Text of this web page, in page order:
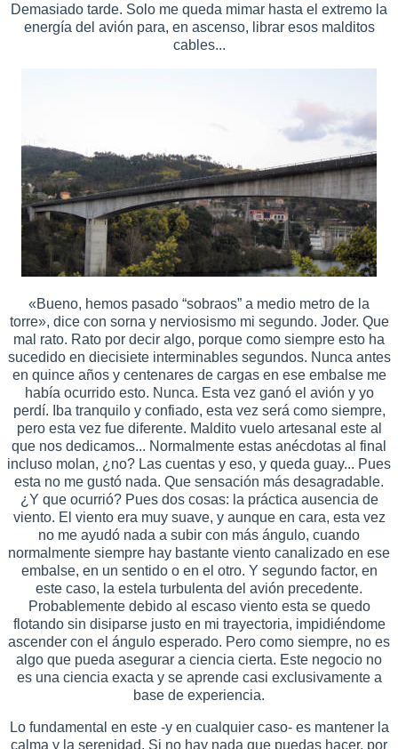
Demasiado tarde. Solo me queda mimar hasta el extremo la
energía del avión para, en ascenso, librar esos malditos
cables...
«Bueno, hemos pasado “sobraos” a medio metro de la
torre», dice con sorna y nerviosismo mi segundo. Joder. Que
mal rato. Rato por decir algo, porque como siempre esto ha
sucedido en diecisiete interminables segundos. Nunca antes
en quince años y centenares de cargas en ese embalse me
había ocurrido esto. Nunca. Esta vez ganó el avión y yo
perdí. Iba tranquilo y confiado, esta vez será como siempre,
pero esta vez fue diferente. Maldito vuelo artesanal este al
que nos dedicamos... Normalmente estas anécdotas al final
incluso molan, ¿no? Las cuentas y eso, y queda guay... Pues
esta no me gustó nada. Que sensación más desagradable.
¿Y que ocurrió? Pues dos cosas: la práctica ausencia de
viento. El viento era muy suave, y aunque en cara, esta vez
no me ayudó nada a subir con más ángulo, cuando
normalmente siempre hay bastante viento canalizado en ese
embalse, en un sentido o en el otro. Y segundo factor, en
este caso, la estela turbulenta del avión precedente.
Probablemente debido al escaso viento esta se quedo
flotando sin disiparse justo en mi trayectoria, impidiéndome
ascender con el ángulo esperado. Pero como siempre, no es
algo que pueda asegurar a ciencia cierta. Este negocio no
es una ciencia exacta y se aprende casi exclusivamente a
base de experiencia.
Lo fundamental en este -y en cualquier caso- es mantener la
calma y la serenidad. Si no hay nada que puedas hacer, por